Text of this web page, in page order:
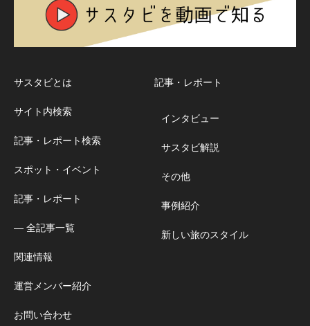
サスタビとは
サイト内検索
記事・レポート検索
スポット・イベント
記事・レポート
― 全記事一覧
関連情報
運営メンバー紹介
お問い合わせ
記事・レポート
インタビュー
サスタビ解説
その他
事例紹介
新しい旅のスタイル